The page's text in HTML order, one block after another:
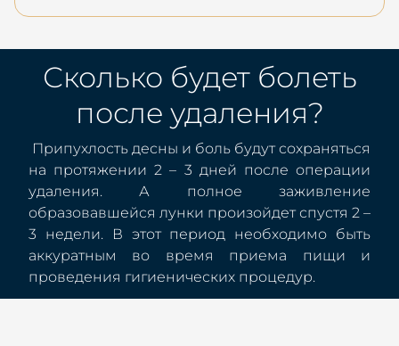
Сколько будет болеть
после удаления?
Припухлость десны и боль будут сохраняться
на протяжении 2 – 3 дней после операции
удаления. А полное заживление
образовавшейся лунки произойдет спустя 2 –
3 недели. В этот период необходимо быть
аккуратным во время приема пищи и
проведения гигиенических процедур.